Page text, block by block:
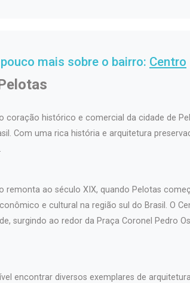
mais sobre o bairro: Centro
coração histórico e comercial da cidade de
Com uma rica história e arquitetura
remonta ao século XIX, quando Pelotas
e cultural na região sul do Brasil. O
surgindo ao redor da Praça Coronel Pedro
encontrar diversos exemplares de